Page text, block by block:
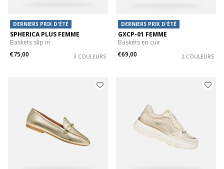
DERNIERS PRIX D'ÉTÉ
SPHERICA PLUS FEMME
Baskets slip in
€75,00
3 COULEURS
DERNIERS PRIX D'ÉTÉ
GXCP-01 FEMME
Baskets en cuir
€69,00
2 COULEURS